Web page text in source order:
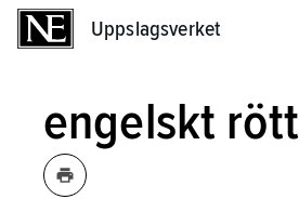
Uppslagsverket
engelskt rött